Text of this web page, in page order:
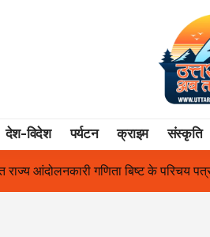
देश-विदेश पर्यटन क्राइम संस्कृति
में नाम व पता संशोधन का प्रकरण का हुआ